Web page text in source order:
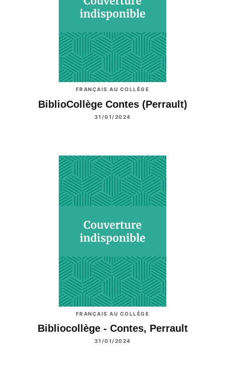
FRANÇAIS AU COLLÈGE
BiblioCollège Contes (Perrault)
31/01/2024
FRANÇAIS AU COLLÈGE
Bibliocollège - Contes, Perrault
31/01/2024